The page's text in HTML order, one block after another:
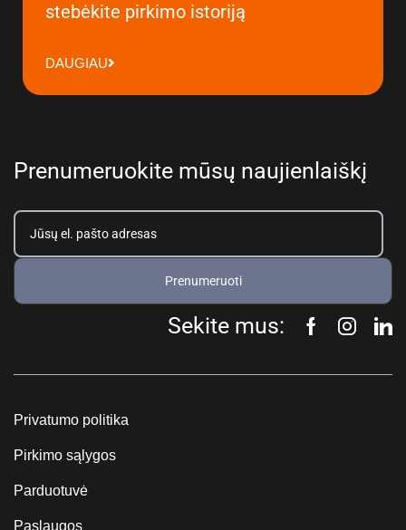
stebėkite pirkimo istoriją
DAUGIAU
Prenumeruokite mūsų naujienlaiškį
Prenumeruoti
Sekite mus:
Privatumo politika
Pirkimo sąlygos
Parduotuvė
Paslaugos